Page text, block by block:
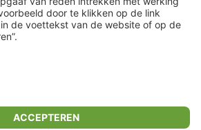
limango.de limango.pl